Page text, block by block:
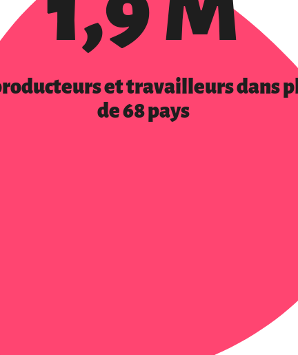
et travailleurs dans
de 68 pays